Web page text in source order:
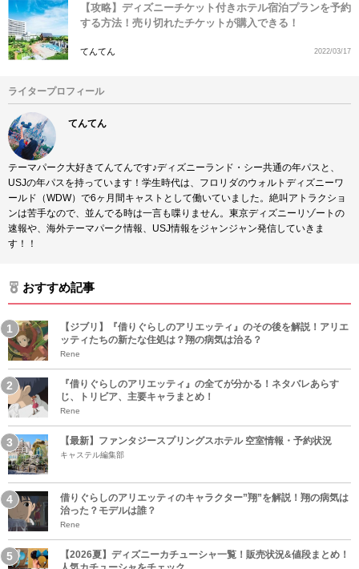
【攻略】ディズニーチケット付きホテル宿泊プランを予約
する方法！売り切れたチケットが購入できる！
てんてん 2022/03/17
ライタープロフィール
てんてん
テーマパーク大好きてんてんです♪ディズニーランド・シー共通の年パスと、
USJの年パスを持っています！学生時代は、フロリダのウォルトディズニーワ
ールド（WDW）で6ヶ月間キャストとして働いていました。絶叫アトラクショ
ンは苦手なので、並んでる時は一言も喋りません。東京ディズニーリゾートの
速報や、海外テーマパーク情報、USJ情報をジャンジャン発信していきま
す！！
おすすめ記事
【ジブリ】『借りぐらしのアリエッティ』のその後を解説！アリエ
ッティたちの新たな住処は？翔の病気は治る？
Rene
『借りぐらしのアリエッティ』の全てが分かる！ネタバレあらす
じ、トリビア、主要キャラまとめ！
Rene
【最新】ファンタジースプリングスホテル 空室情報・予約状況
キャステル編集部
借りぐらしのアリエッティのキャラクター”翔”を解説！翔の病気は
治った？モデルは誰？
Rene
【2026夏】ディズニーカチューシャ一覧！販売状況&値段まとめ！